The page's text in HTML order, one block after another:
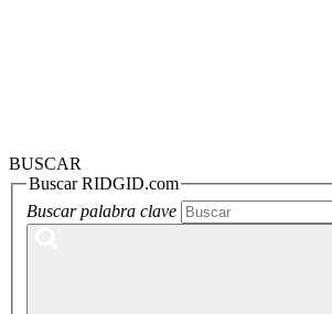
BUSCAR
Buscar RIDGID.com
Buscar palabra clave